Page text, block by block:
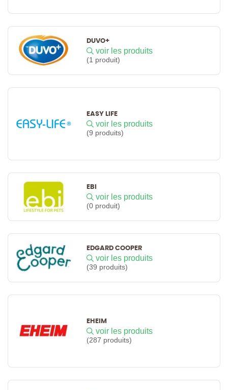
DUVO+
voir les produits
(1 produit)
EASY LIFE
voir les produits
(9 produits)
EBI
voir les produits
(0 produit)
EDGARD COOPER
voir les produits
(39 produits)
EHEIM
voir les produits
(287 produits)